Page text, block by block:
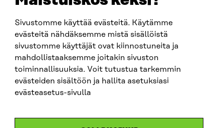
Sivustomme käyttää evästeitä. Käytämme
evästeitä nähdäksemme mistä sisällöistä
sivustomme käyttäjät ovat kiinnostuneita ja
mahdollistaaksemme joitakin sivuston
toiminnallisuuksia. Voit tutustua tarkemmin
evästeiden sisältöön ja hallita asetuksiasi
evästeasetus-sivulla
fornamn.efternamn@sitra.fi
SITRA PÅ SOCIALA MEDIER
LinkedIn
Instagram
YouTube